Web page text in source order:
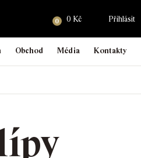
Hledat0 0 Kč Přihlásit
Obchod Média Kontakty